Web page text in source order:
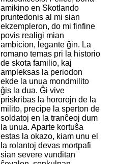
amikino en Skotlando
pruntedonis al mi sian
ekzempleron, do mi finfine
povis realigi mian
ambicion, legante ĝin. La
romano temas pri la historio
de skota familio, kaj
ampleksas la periodon
ekde la unua mondmilito
ĝis la dua. Ĝi vive
priskribas la hororojn de la
milito, precipe la sperton de
soldatoj en la tranĉeoj dum
la unua. Aparte kortuŝa
estas la okazo, kiam unu el
la rolantoj devas mortpafi
sian severe vunditan